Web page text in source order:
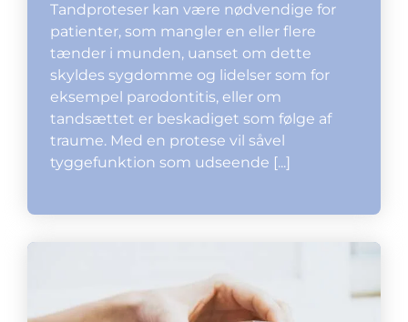
Tandproteser kan være nødvendige for
patienter, som mangler en eller flere
tænder i munden, uanset om dette
skyldes sygdomme og lidelser som for
eksempel parodontitis, eller om
tandsættet er beskadiget som følge af
traume. Med en protese vil såvel
tyggefunktion som udseende [...]